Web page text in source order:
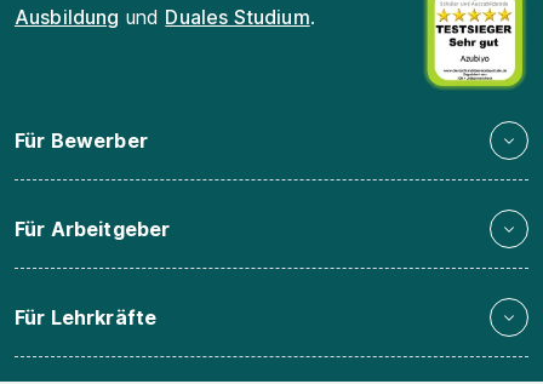
Ausbildung und Duales Studium.
Für Bewerber
Für Arbeitgeber
Für Lehrkräfte